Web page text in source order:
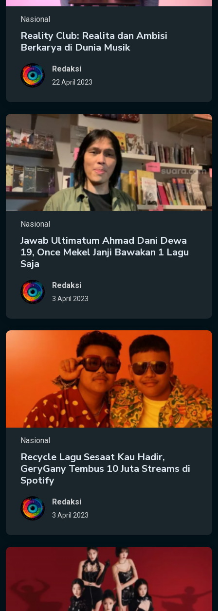
Nasional
Reality Club: Realita dan Ambisi
Berkarya di Dunia Musik
Redaksi
22 April 2023
Nasional
Jawab Ultimatum Ahmad Dani Dewa
19, Once Mekel Janji Bawakan 1 Lagu
Saja
Redaksi
3 April 2023
Nasional
Recycle Lagu Sesaat Kau Hadir,
GeryGany Tembus 10 Juta Streams di
Spotify
Redaksi
3 April 2023